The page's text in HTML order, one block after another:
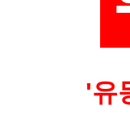
'유